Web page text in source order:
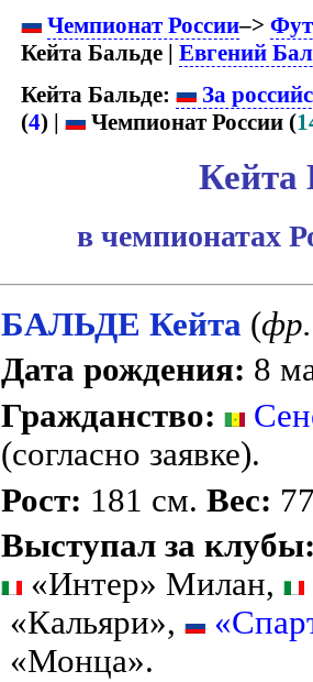
Чемпионат России–>
Кейта Бальде | Евгений
Кейта Бальде:
За
(4) | Чемпионат России (
Кейта
в чемпионатах
БАЛЬДЕ Кейта (фр.
Дата рождения: 8
Гражданство:
(согласно заявке).
Рост: 181 см.Вес:
Выступал за
«Интер» Милан,
«Кальяри»,
«Монца».